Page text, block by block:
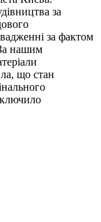
за
за фактом
нашим
що стан